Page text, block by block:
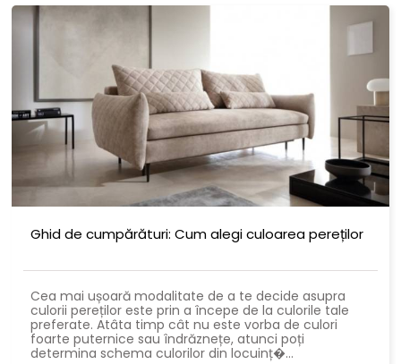
Ghid de cumpărături: Cum alegi culoarea pereților
Cea mai ușoară modalitate de a te decide asupra
culorii pereților este prin a începe de la culorile tale
preferate. Atâta timp cât nu este vorba de culori
foarte puternice sau îndrăznețe, atunci poți
determina schema culorilor din locuinț�...